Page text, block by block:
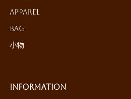
Apparel
Bag
小物
Information